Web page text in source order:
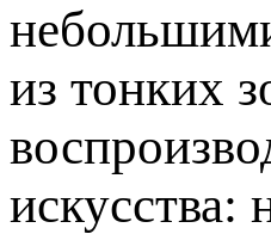
из тонких
искусства: